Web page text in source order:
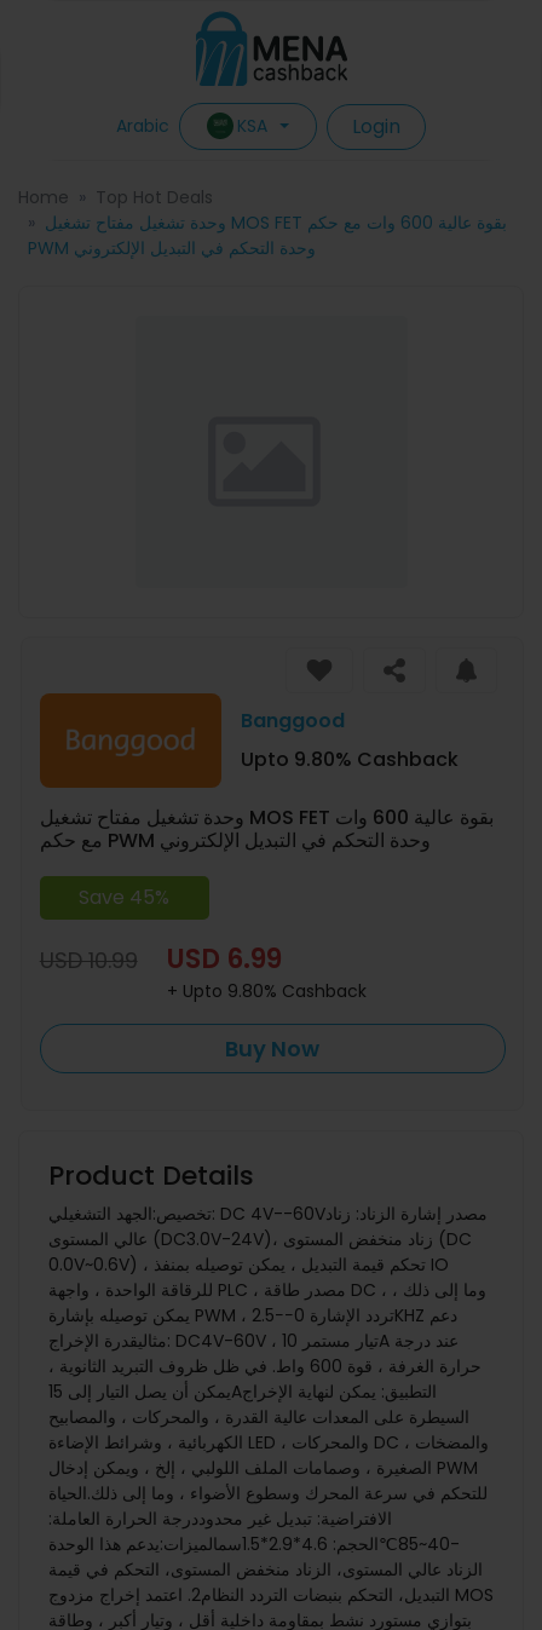
Arabic KSA Login
Home
Top Hot Deals
وحدة تشغيل مفتاح تشغيل MOS FET بقوة عالية 600 وات مع حكم
PWM وحدة التحكم في التبديل الإلكتروني
Banggood
Upto 9.80% Cashback
وحدة تشغيل مفتاح تشغيل MOS FET بقوة عالية 600 وات
مع حكم PWM وحدة التحكم في التبديل الإلكتروني
Save 45%
USD 10.99 USD 6.99
+ Upto 9.80% Cashback
Buy Now
Product Details
تخصيص:الجهد التشغيلي: DC 4V--60Vمصدر إشارة الزناد: زناد
عالي المستوى (DC3.0V-24V)، زناد منخفض المستوى (DC
0.0V~0.6V) ، تحكم قيمة التبديل ، يمكن توصيله بمنفذ IO
للرقاقة الواحدة ، واجهة PLC ، مصدر طاقة DC ، وما إلى ذلك ،
يمكن توصيله بإشارة PWM ، تردد الإشارة 0−−2.5KHZ دعم
مثاليقدرة الإخراج: DC4V-60V ، تيار مستمر 10A عند درجة
حرارة الغرفة ، قوة 600 واط. في ظل ظروف التبريد الثانوية ،
يمكن أن يصل التيار إلى 15Aالتطبيق: يمكن لنهاية الإخراج
السيطرة على المعدات عالية القدرة ، والمحركات ، والمصابيح
الكهربائية ، وشرائط الإضاءة LED ، والمحركات DC ، والمضخات
الصغيرة ، وصمامات الملف اللولبي ، إلخ ، ويمكن إدخال PWM
للتحكم في سرعة المحرك وسطوع الأضواء ، وما إلى ذلك.الحياة
الافتراضية: تبديل غير محدوددرجة الحرارة العاملة:
-40~85℃الحجم: 4.6*2.9*1.5سمالميزات:يدعم هذا الوحدة
الزناد عالي المستوى، الزناد منخفض المستوى، التحكم في قيمة
التبديل، التحكم بنبضات التردد النظام2. اعتمد إخراج مزدوج MOS
بتوازي مستورد نشط بمقاومة داخلية أقل ، وتيار أكبر ، وطاقة